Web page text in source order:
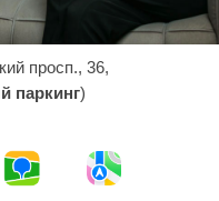
просп., 36,
паркинг)